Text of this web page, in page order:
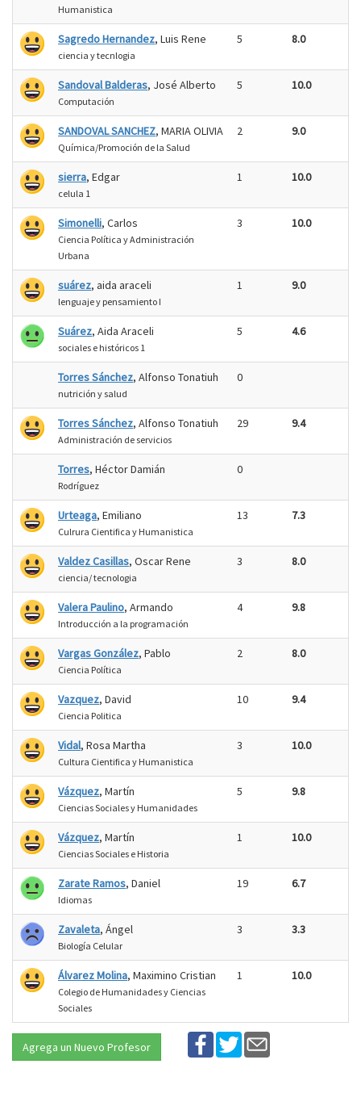
Humanistica
Sagredo Hernandez, Luis Rene
ciencia y tecnlogia
5 8.0
Sandoval Balderas, José Alberto
Computación
5 10.0
SANDOVAL SANCHEZ, MARIA OLIVIA
Química/Promoción de la Salud
2 9.0
sierra, Edgar
celula 1
1 10.0
Simonelli, Carlos
Ciencia Política y Administración
Urbana
3 10.0
suárez, aida araceli
lenguaje y pensamiento I
1 9.0
Suárez, Aida Araceli
sociales e históricos 1
5 4.6
Torres Sánchez, Alfonso Tonatiuh
nutrición y salud
0
Torres Sánchez, Alfonso Tonatiuh
Administración de servicios
29 9.4
Torres, Héctor Damián
Rodríguez
0
Urteaga, Emiliano
Culrura Cientifica y Humanistica
13 7.3
Valdez Casillas, Oscar Rene
ciencia/ tecnologia
3 8.0
Valera Paulino, Armando
Introducción a la programación
4 9.8
Vargas González, Pablo
Ciencia Política
2 8.0
Vazquez, David
Ciencia Politica
10 9.4
Vidal, Rosa Martha
Cultura Cientifica y Humanistica
3 10.0
Vázquez, Martín
Ciencias Sociales y Humanidades
5 9.8
Vázquez, Martín
Ciencias Sociales e Historia
1 10.0
Zarate Ramos, Daniel
Idiomas
19 6.7
Zavaleta, Ángel
Biología Celular
3 3.3
Álvarez Molina, Maximino Cristian
Colegio de Humanidades y Ciencias
Sociales
1 10.0
Agrega un Nuevo Profesor